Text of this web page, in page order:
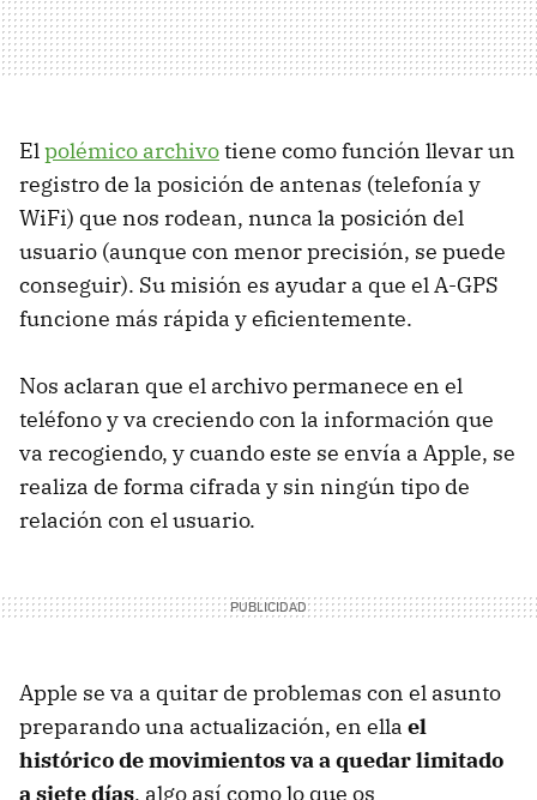
Elpolémico archivotiene como función llevar un
registro de la posición de antenas (telefonía y
WiFi) que nos rodean, nunca la posición del
usuario (aunque con menor precisión, se puede
conseguir). Su misión es ayudar a que elA-GPS
funcione más rápida y eficientemente.
Nos aclaran que el archivo permanece en el
teléfono y va creciendo con la información que
va recogiendo, y cuando este se envía a Apple, se
realiza de forma cifrada y sin ningún tipo de
relación con el usuario.
Apple se va a quitar de problemas con el asunto
preparando una actualización, en ella el
histórico de movimientos va a quedar limitado
a siete días, algo así como lo que os